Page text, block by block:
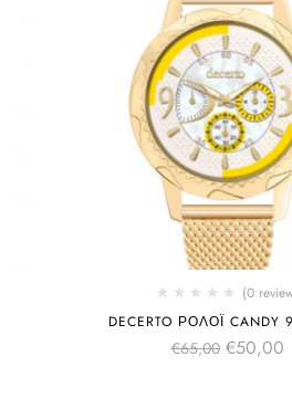
(0
DECERTO ΡΟΛΌΙ CANDY
€65,00 €50,00